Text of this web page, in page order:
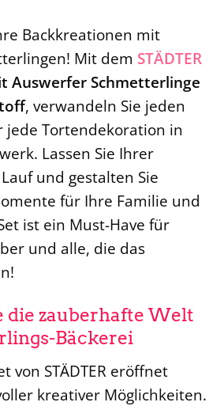
Backkreationen mit
Mit dem STÄDTER
Auswerfer Schmetterlinge
, verwandeln Sie jeden
jede Tortendekoration in
Lassen Sie Ihrer
und gestalten Sie
für Ihre Familie und
ist ein Must-Have für
und alle, die das
die zauberhafte Welt
Bäckerei
von STÄDTER eröffnet
kreativer Möglichkeiten.